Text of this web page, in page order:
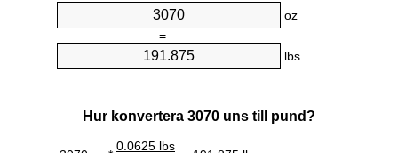
oz
=
lbs
Hur konvertera 3070 uns till pund?
0.0625 lbs